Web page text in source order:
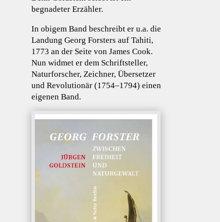
begnadeter Erzähler.
In obigem Band beschreibt er u.a. die
Landung Georg Forsters auf Tahiti,
1773 an der Seite von James Cook.
Nun widmet er dem Schriftsteller,
Naturforscher, Zeichner, Übersetzer
und Revolutionär (1754–1794) einen
eigenen Band.